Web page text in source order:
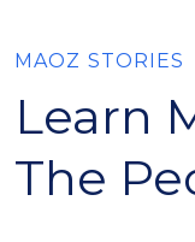
MAOZ STORIES
Learn
The